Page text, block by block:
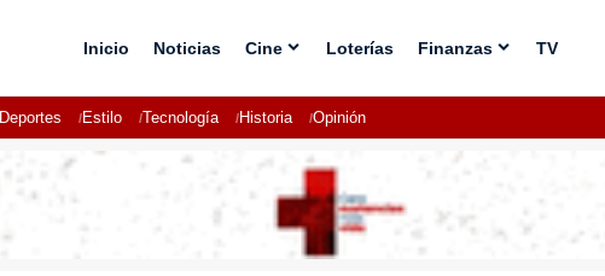
Inicio Noticias Cine Loterías Finanzas TV
Deportes Estilo Tecnología Historia Opinión